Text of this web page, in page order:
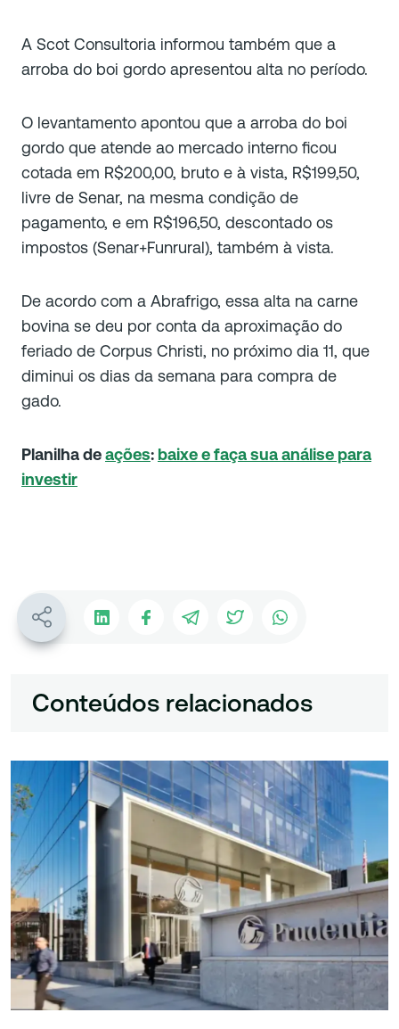
A Scot Consultoria informou também que a
arroba do boi gordo apresentou alta no período.
O levantamento apontou que a arroba do boi
gordo que atende ao mercado interno ficou
cotada em R$200,00, bruto e à vista, R$199,50,
livre de Senar, na mesma condição de
pagamento, e em R$196,50, descontado os
impostos (Senar+Funrural), também à vista.
De acordo com a Abrafrigo, essa alta na carne
bovina se deu por conta da aproximação do
feriado de Corpus Christi, no próximo dia 11, que
diminui os dias da semana para compra de
gado.
Planilha deações: baixe e faça sua análise para
investir
Conteúdos relacionados